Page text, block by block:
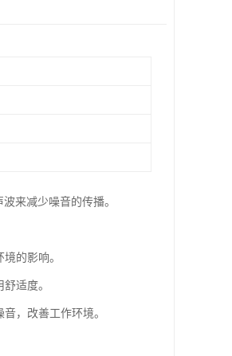
来减少噪音的传播。
的影响。
适度。
，改善工作环境。